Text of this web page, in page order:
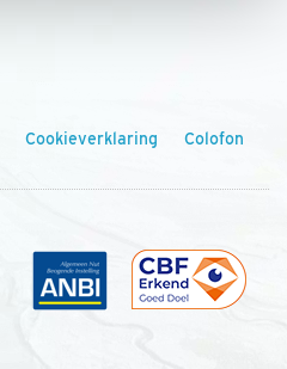
Cookieverklaring Colofon